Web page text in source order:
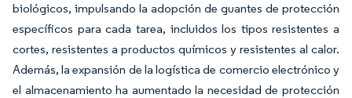
biológicos, impulsando la adopción de guantes de protección
específicos para cada tarea, incluidos los tipos resistentes a
cortes, resistentes a productos químicos y resistentes al calor.
Además, la expansión de la logística de comercio electrónico y
el almacenamiento ha aumentado la necesidad de protección